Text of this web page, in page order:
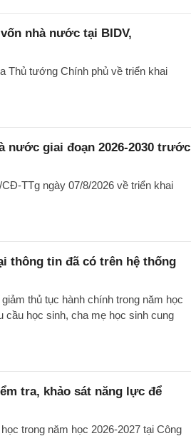
nhà nước tại BIDV,
Thủ tướng Chính phủ về triển khai
nước giai đoạn 2026-2030 trước
TTg ngày 07/8/2026 về triển khai
thông tin đã có trên hệ thống
thủ tục hành chính trong năm học
cầu học sinh, cha mẹ học sinh cung
tra, khảo sát năng lực để
trong năm học 2026-2027 tại Công